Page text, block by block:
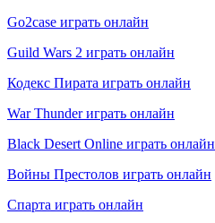
Go2case играть онлайн
Guild Wars 2 играть онлайн
Кодекс Пирата играть онлайн
War Thunder играть онлайн
Black Desert Online играть онлайн
Войны Престолов играть онлайн
Спарта играть онлайн